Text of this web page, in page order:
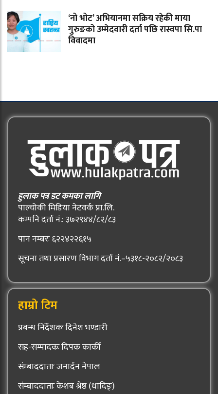
‘नो भोट’ अभियानमा सक्रिय रहेकी माया
गुरुङको उम्मेदवारी दर्ता पछि रास्वपा सि.पा
विवादमा
हुलाक पत्र डट कमका लागि
पाल्चोकी मिडिया नेटवर्क प्रा.लि.
कम्पनि दर्ता नं.: ३७२९४४/८२/८३
पान नम्बरः ६२२४२२६१५
सूचना तथा प्रसारण विभाग दर्ता नं.–५३१८-२०८२/२०८३
हाम्रो टिम
प्रबन्ध निर्देशकः दिनेश भण्डारी
सह-सम्पादकः दिपक कार्की
संम्बाददाताः जनार्दन नेपाल
संम्बाददाताः केशब श्रेष्ठ (धादिङ्)